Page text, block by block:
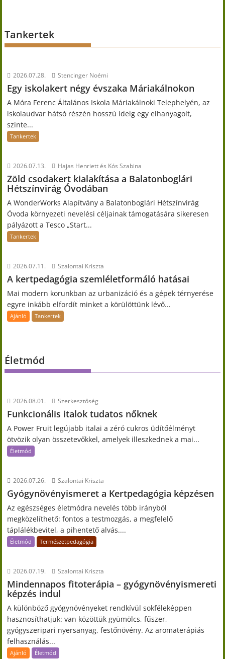
Tankertek
2026.07.28. Stencinger Noémi
Egy iskolakert négy évszaka Máriakálnokon
A Móra Ferenc Általános Iskola Máriakálnoki Telephelyén, az
iskolaudvar hátsó részén hosszú ideig egy elhanyagolt,
szinte...
Tankertek
2026.07.13. Hajas Henriett és Kós Szabina
Zöld csodakert kialakítása a Balatonboglári
Hétszínvirág Óvodában
A WonderWorks Alapítvány a Balatonboglári Hétszínvirág
Óvoda környezeti nevelési céljainak támogatására sikeresen
pályázott a Tesco „Start...
Tankertek
2026.07.11. Szalontai Kriszta
A kertpedagógia szemléletformáló hatásai
Mai modern korunkban az urbanizáció és a gépek térnyerése
egyre inkább elfordít minket a körülöttünk lévő...
Ajánló Tankertek
Életmód
2026.08.01. Szerkesztőség
Funkcionális italok tudatos nőknek
A Power Fruit legújabb italai a zéró cukros üdítőélményt
ötvözik olyan összetevőkkel, amelyek illeszkednek a mai...
Életmód
2026.07.26. Szalontai Kriszta
Gyógynövényismeret a Kertpedagógia képzésen
Az egészséges életmódra nevelés több irányból
megközelíthető: fontos a testmozgás, a megfelelő
táplálékbevitel, a pihentető alvás....
Életmód Természetpedagógia
2026.07.19. Szalontai Kriszta
Mindennapos fitoterápia – gyógynövényismereti
képzés indul
A különböző gyógynövényeket rendkívül sokféleképpen
hasznosíthatjuk: van közöttük gyümölcs, fűszer,
gyógyszeripari nyersanyag, festőnövény. Az aromaterápiás
felhasználás...
Ajánló Életmód